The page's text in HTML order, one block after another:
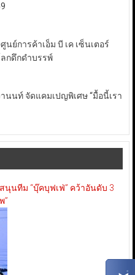
นย์การค้าเอ็ม บี เค เซ็นเตอร์
กดึกดำบรรพ์
นนท์ จัดแคมเปญพิเศษ “มื้อนี้เรา
นุนทีม “บุ๊คบุฟเฟ่” คว้าอันดับ 3
”